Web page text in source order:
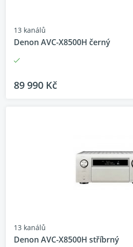
13 kanálů
Denon AVC-X8500H černý
89 990 Kč
13 kanálů
Denon AVC-X8500H stříbrný